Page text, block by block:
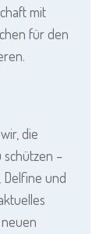
mit
für den
die
schützen –
Delfine und